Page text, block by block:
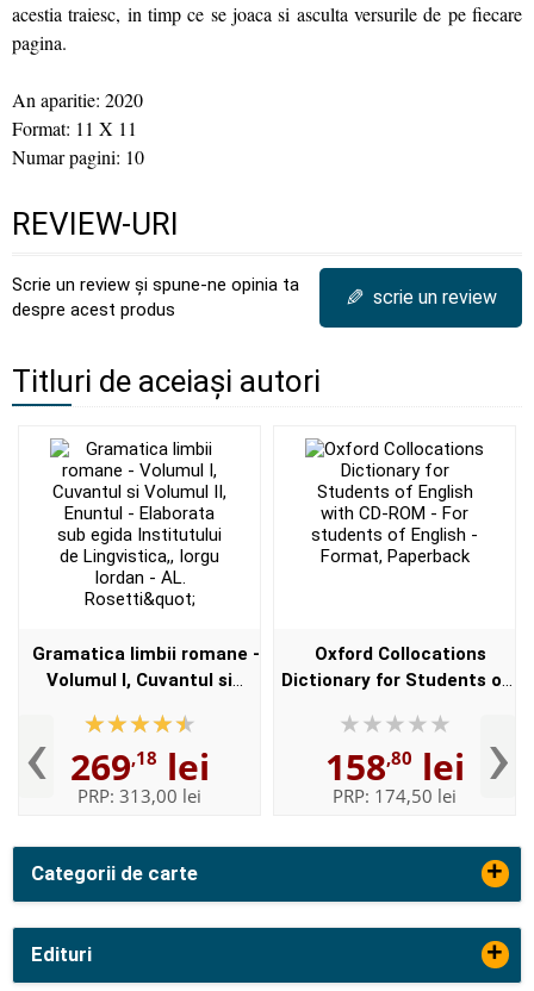
Categorii de carte +
Edituri +
acestia traiesc, in timp ce se joaca si asculta versurile de pe fiecare
pagina.
An aparitie: 2020
Format: 11 X 11
Numar pagini: 10
REVIEW-URI
Scrie un review și spune-ne opinia ta
despre acest produs
✎ scrie un review
Titluri de aceiași autori
‹
Gramatica limbii romane -
Volumul I, Cuvantul si
Elaborata sub egida
Institutului de
Lingvistica,,...
269,18 lei
PRP: 313,00 lei
Oxford Collocations
Dictionary for Students of
students of English -
Format, Paperback
158,80 lei
PRP: 174,50 lei ›